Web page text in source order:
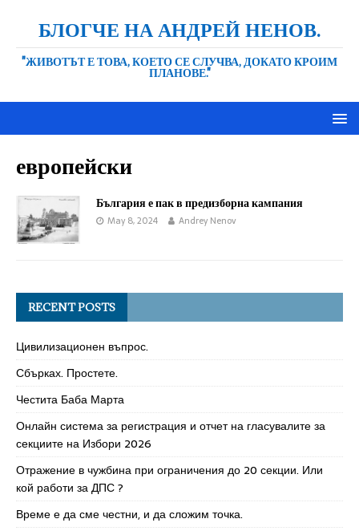
БЛОГЧЕ НА АНДРЕЙ НЕНОВ.
"ЖИВОТЪТ Е ТОВА, КОЕТО СЕ СЛУЧВА, ДОКАТО КРОИМ
ПЛАНОВЕ."
европейски
България е пак в предизборна кампания
May 8, 2024 Andrey Nenov
RECENT POSTS
Цивилизационен въпрос.
Сбърках. Простете.
Честита Баба Марта
Онлайн система за регистрация и отчет на гласувалите за
секциите на Избори 2026
Отражение в чужбина при ограничения до 20 секции. Или
кой работи за ДПС ?
Време е да сме честни, и да сложим точка.